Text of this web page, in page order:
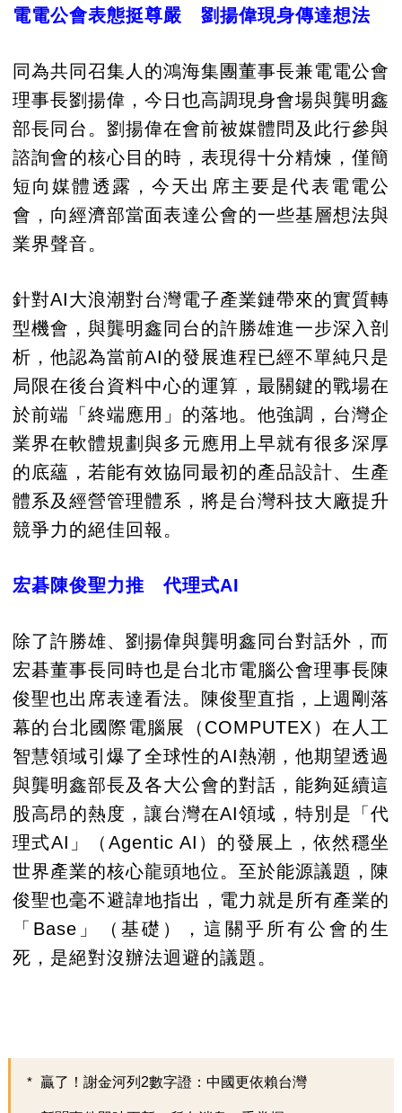
電電公會表態挺尊嚴 劉揚偉現身傳達想法
同為共同召集人的鴻海集團董事長兼電電公會
理事長劉揚偉，今日也高調現身會場與龔明鑫
部長同台。劉揚偉在會前被媒體問及此行參與
諮詢會的核心目的時，表現得十分精煉，僅簡
短向媒體透露，今天出席主要是代表電電公
會，向經濟部當面表達公會的一些基層想法與
業界聲音。
針對AI大浪潮對台灣電子產業鏈帶來的實質轉
型機會，與龔明鑫同台的許勝雄進一步深入剖
析，他認為當前AI的發展進程已經不單純只是
局限在後台資料中心的運算，最關鍵的戰場在
於前端「終端應用」的落地。他強調，台灣企
業界在軟體規劃與多元應用上早就有很多深厚
的底蘊，若能有效協同最初的產品設計、生產
體系及經營管理體系，將是台灣科技大廠提升
競爭力的絕佳回報。
宏碁陳俊聖力推 代理式AI
除了許勝雄、劉揚偉與龔明鑫同台對話外，而
宏碁董事長同時也是台北市電腦公會理事長陳
俊聖也出席表達看法。陳俊聖直指，上週剛落
幕的台北國際電腦展（COMPUTEX）在人工
智慧領域引爆了全球性的AI熱潮，他期望透過
與龔明鑫部長及各大公會的對話，能夠延續這
股高昂的熱度，讓台灣在AI領域，特別是「代
理式AI」（Agentic AI）的發展上，依然穩坐
世界產業的核心龍頭地位。至於能源議題，陳
俊聖也毫不避諱地指出，電力就是所有產業的
「Base」（基礎），這關乎所有公會的生
死，是絕對沒辦法迴避的議題。
贏了！謝金河列2數字證：中國更依賴台灣